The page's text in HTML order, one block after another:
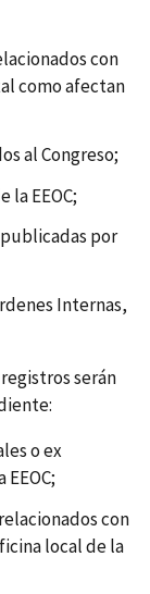
con
como afectan
al Congreso;
EEOC;
por
Internas,
serán
o ex
con
local de la